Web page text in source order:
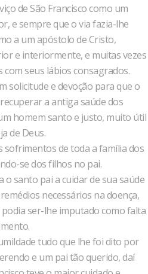
de São Francisco como um
e sempre que o via fazia-lhe
a um apóstolo de Cristo,
e interiormente, e muitas vezes
com seus lábios consagrados.
solicitude e devoção para que o
a antiga saúde dos
homem santo e justo, muito útil
de Deus.
de toda a família dos
se dos filhos no pai.
santo pai a cuidar de sua saúde
necessários na doença,
podia ser-lhe imputado como falta
tudo que lhe foi dito por
e um pai tão querido, daí